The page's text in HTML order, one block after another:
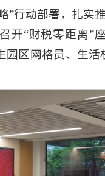
”行动部署，扎实
开“财税零距离”
园区网格员、生